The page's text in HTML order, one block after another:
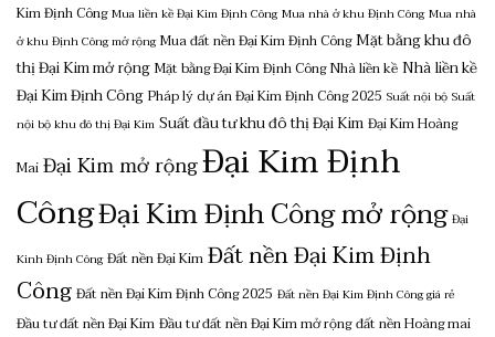
Kim Định Công Mua liền kề Đại Kim Định Công Mua nhà ở khu Định Công Mua nhà
ở khu Định Công mở rộng Mua đất nền Đại Kim Định CôngMặt bằng khu đô
thị Đại Kim mở rộngMặt bằng Đại Kim Định CôngNhà liền kềNhà liền kề
Đại Kim Định CôngPháp lý dự án Đại Kim Định Công 2025 Suất nội bộ Suất
nội bộ khu đô thị Đại Kim Suất đầu tư khu đô thị Đại KimĐại Kim Hoàng
MaiĐại Kim mở rộngĐại Kim Định
CôngĐại Kim Định Công mở rộng Đại
Kinh Định Công Đất nền Đại KimĐất nền Đại Kim Định
CôngĐất nền Đại Kim Định Công 2025 Đất nền Đại Kim Định Công giá rẻ
Đầu tư đất nền Đại KimĐầu tư đất nền Đại Kim mở rộngđất nền Hoàng mai